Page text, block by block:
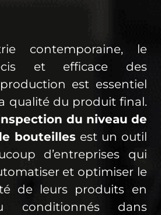
contemporaine, le
et efficace des
est essentiel
qualité du produit final.
du niveau de
bouteilles est un outil
d’entreprises qui
et optimiser le
de leurs produits en
conditionnés dans